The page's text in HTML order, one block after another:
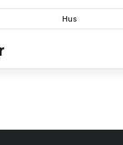
Hus